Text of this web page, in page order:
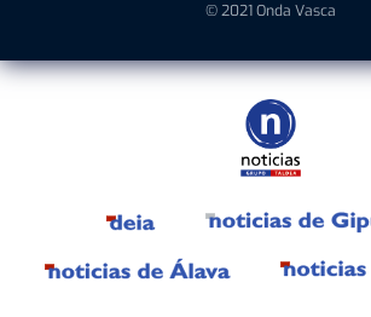
© 2021 Onda Vasca